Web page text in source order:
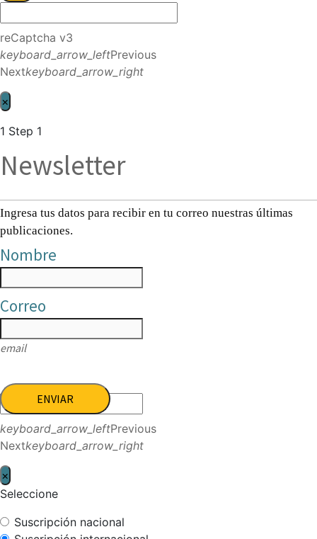
reCaptcha v3
keyboard_arrow_leftPrevious
Nextkeyboard_arrow_right
×
1 Step 1
Newsletter
Ingresa tus datos para recibir en tu correo nuestras últimas
publicaciones.
Nombre
Correo
email
ENVIAR
keyboard_arrow_leftPrevious
Nextkeyboard_arrow_right
×
Seleccione
Suscripción nacional